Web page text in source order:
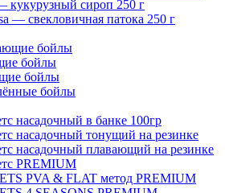
кукурузный сироп 250 г
— свекловичная патока 250 г
бойлы
бойлы
бойлы
бойлы
насадочный в банке 100гр
насадочный тонущий на резинке
насадочный плавающий на резинке
PREMIUM
PVA & FLAT метод PREMIUM